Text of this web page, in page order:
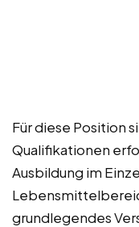
Für diese Position
Qualifikationen
Ausbildung im
grundlegendes